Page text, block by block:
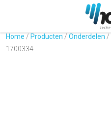
Home / Producten / Onderdelen /
1700334